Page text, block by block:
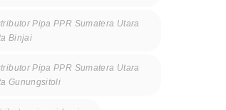
Pipa PPR Sumatera Utara
Binjai
Pipa PPR Sumatera Utara
Gunungsitoli